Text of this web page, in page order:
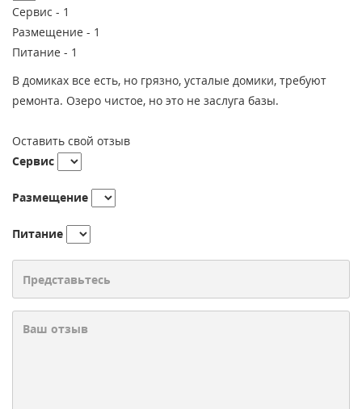
Сервис - 1
Размещение - 1
Питание - 1
В домиках все есть, но грязно, усталые домики, требуют
ремонта. Озеро чистое, но это не заслуга базы.
Оставить свой отзыв
Сервис
Размещение
Питание